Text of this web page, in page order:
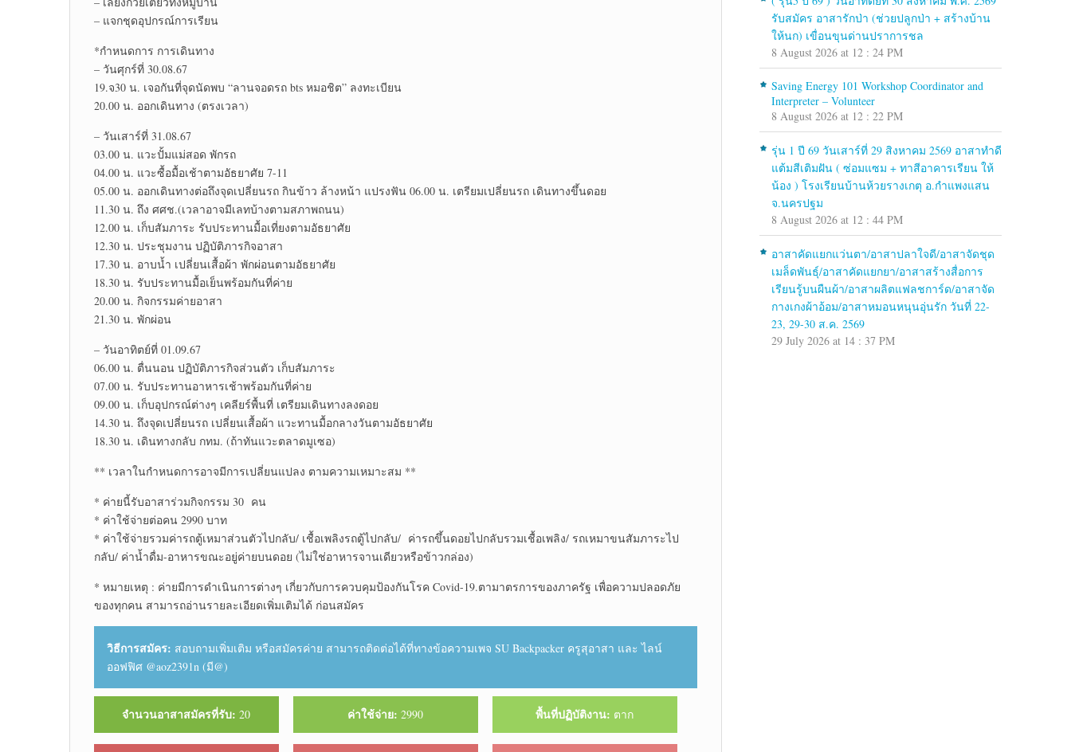
– แจกชุดอุปกรณ์​การเรียน​
*กำหนดการ การเดินทาง
– วันศุก​ร์ที่​ 30.08.67
19.จ30 น. เจอกันที่จุดนัดพบ “ลานจอดรถ bts หมอ​ชิต” ลงทะเบียน
20.00 น. ออกเดินทาง (ตรงเวลา)​
– วันเสาร์​ที่​ 31.08.67
03.00 น. แวะปั้มแม่สอด พักรถ
04.00 น. แวะซื้อมื้อเช้าตามอัธยาศัย 7-11
05.00 น. ออกเดินทางต่อถึงจุดเปลี่ยน​รถ กินข้าว​ ล้างหน้า​ แปรงฟัน​ 06.00 น. เตรียมเปลี่ยน​รถ เดินทางขึ้นดอย
11.30 น. ถึง ศศช.​(เวลาอาจมีเลทบ้างตามสภาพ​ถนน)
12.00 น. เก็บสัมภาระ​ รับประทาน​มื้อเที่ยงตามอัธยาศัย​
12.30 น. ประชุมงาน ปฏิบัติ​ภารกิจ​อาสา
17.30 น. อาบน้ำ เปลี่ยน​เสื้อผ้า พักผ่อน​ตามอัธยาศัย​
18.30 น. รับประทาน​มื้อเย็นพร้อมกันที่ค่าย
20.00 น. กิจกรรมค่ายอาสา
21.30 น. พักผ่อน
– วันอาทิตย์​ที่ 01.09.67
06.00 น. ตื่นนอน ปฏิบัติ​ภารกิจ​ส่วนตัว​ เก็บสัมภาระ​
07.00 น. รับประทาน​อาหาร​เช้าพร้อม​กันที่ค่าย
09.00 น. เก็บอุปกรณ์​ต่างๆ เคลียร์​พื้นที่ เตรียมเดินทางลงดอย
14.30 น. ถึงจุดเปลี่ยน​รถ เปลี่ยนเสื้อผ้า แวะทานมื้อกลางวัน​ตามอัธยาศัย​
18.30 น. เดินทางกลับ กทม. (ถ้าทันแวะตลาดมูเซอ)​
** เวลาในกำหนดการอาจมีการเปลี่ยนแปลง ตามความเหมาะสม **
* ค่ายนี้รับอาสาร่วม​กิจกรรม​ 30 คน
* ค่าใช้จ่ายต่อคน 2990 บาท
* ค่าใช้จ่าย​รวมค่ารถตู้​เหมาส่วนตัวไปกลับ/ เชื้อเพลิงรถตู้ไปกลับ/ ค่ารถขึ้นดอยไปกลับรวมเชื้อเพลิง​/ รถเหมาขนสัมภาระ​ไป
กลับ/ ค่าน้ำดื่ม-อาหารขณะ​อยู่​ค่าย​บนดอย (ไม่ใช่อาหาร​จาน​เดียว​หรือ​ข้าว​กล่อง)​
* หมายเหตุ​ : ค่ายมีการดำเนินการต่างๆ เกี่ยวกับ​การควบคุมป้องกัน​โรค Covid-19.ตามาตรการ​ของภาครัฐ เพื่อความปลอดภัย
ของทุกคน สามารถอ่านรายละเอียด​เพิ่มเติม​ได้ ก่อนสมัคร​
วิธีการสมัคร: สอบถาม​เพิ่มเติม​ หรือสมัครค่าย สามารถ​ติดต่อ​ได้ที่​ทางข้อความ​เพจ SU Backpacker ครูสุอาสา ​และ​ ไลน์​
ออฟฟิศ​ @aoz2391n (มี@)
จำนวนอาสาสมัครที่รับ: 20 ค่าใช้จ่าย: 2990 พื้นที่ปฏิบัติงาน: ตาก
รับสมัคร อาสารักป่า (ช่วยปลูกป่า + สร้างบ้าน
ให้นก) เขื่อนขุนด่านปราการชล
8 August 2026 at 12 : 24 PM
Saving Energy 101 Workshop Coordinator and
Interpreter – Volunteer
8 August 2026 at 12 : 22 PM
รุ่น 1 ปี 69 วันเสาร์ที่ 29 สิงหาคม 2569 อาสาทำดี
แต้มสีเติมฝัน ( ซ่อมแซม + ทาสีอาคารเรียน ให้
น้อง ) โรงเรียนบ้านห้วยรางเกตุ อ.กำแพงแสน
จ.นครปฐม
8 August 2026 at 12 : 44 PM
อาสาคัดแยกแว่นตา/อาสาปลาใจดี/อาสาจัดชุด
เมล็ดพันธุ์/อาสาคัดแยกยา/อาสาสร้างสื่อการ
เรียนรู้บนผืนผ้า/อาสาผลิตแฟลชการ์ด/อาสาจัด
กางเกงผ้าอ้อม/อาสาหมอนหนุนอุ่นรัก วันที่ 22-
23, 29-30 ส.ค. 2569
29 July 2026 at 14 : 37 PM